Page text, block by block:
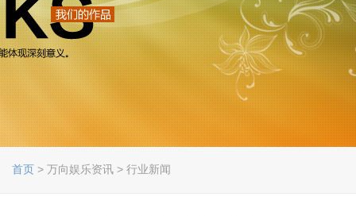
首页 > 万向娱乐资讯 > 行业新闻